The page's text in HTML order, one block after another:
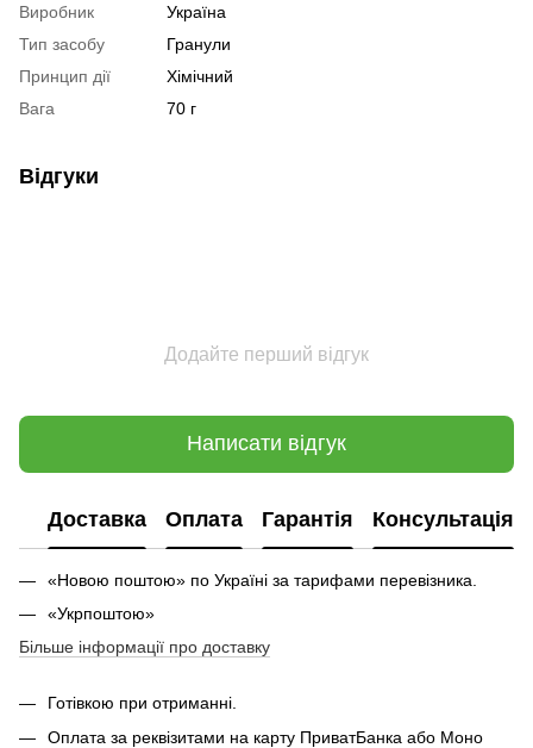
Виробник
Україна
Тип засобу
Гранули
Принцип дії
Хімічний
Вага
70 г
Відгуки
Додайте перший відгук
Написати відгук
Доставка Оплата Гарантія Консультація
«Новою поштою» по Україні за тарифами перевізника.
«Укрпоштою»
Більше інформації про доставку
Готівкою при отриманні.
Оплата за реквізитами на карту ПриватБанка або Моно